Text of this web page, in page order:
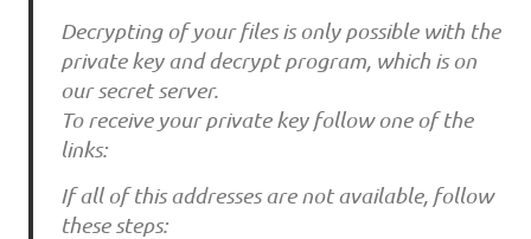
Decrypting of your files is only possible with the
private key and decrypt program, which is on
our secret server.
To receive your private key follow one of the
links:
If all of this addresses are not available, follow
these steps: